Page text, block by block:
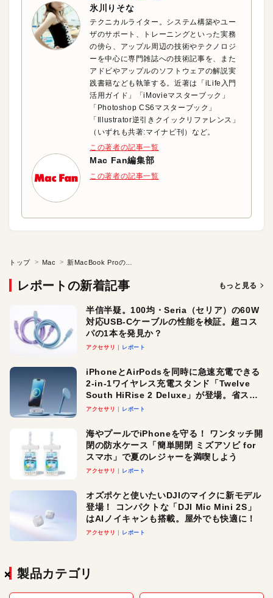
×
×
×
氷川りそな
テクニカルライター。システム構築やユー
ザのサポート、トレーニングといった実務
の傍ら、アップル周辺の技術やテクノロジ
ーを中心に専門雑誌への技術記事を、また
アドビやアップルのソフトウェアの解説実
践書籍なども執筆する。近著は「iLife入門
活用ガイド」「iMovieマスターブック」
「Photoshop CS6マスターブック」
「Illustrator逆引きクイックリファレンス」
（いずれも共著:マイナビ刊）など。
この著者の記事一覧
Mac Fan編集部
この著者の記事一覧
トップ Mac
レポートの新着記事 もっと見る
半信半疑。100均・Seria（セリア）の60W
対応USB-Cケーブルの性能を検証。超コス
パの1本を発見か？
アクセサリ レポート
iPhoneとAirPodsを同時に急速充電できる
2-in-1ワイヤレス充電スタンド「Twelve
South HiRise 2 Deluxe」が登場。省スペ
ースでおしゃれに充電したい人にオスス
アクセサリ レポート
海やプールでiPhoneを守る！ ワンタッチ開
閉の防水ケース「簡単開閉 ミズアソビ for
スマホ」で夏のレジャーを満喫しよう
アクセサリ レポート
オズポケと使いたいDJIのマイクに新モデル
登場！ コンパクトな「DJI Mic Mini 2S」
はAIノイキャンも搭載。屋外でも快適に！
アクセサリ レポート
製品カテゴリ